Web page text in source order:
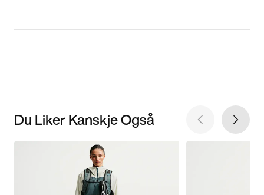
Du Liker Kanskje Også